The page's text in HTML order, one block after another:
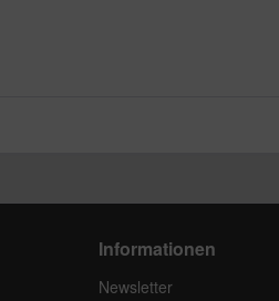
Informationen
Newsletter